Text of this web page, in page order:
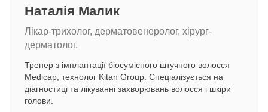
Наталія Малик
Лікар-трихолог, дерматовенеролог, хірург-
дерматолог.
Тренер з імплантації біосумісного штучного волосся
Medicap, технолог Kitan Group. Спеціалізується на
діагностиці та лікуванні захворювань волосся і шкіри
голови.